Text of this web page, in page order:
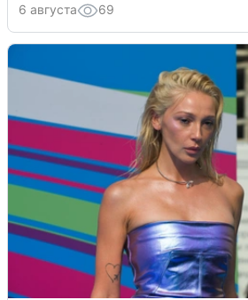
6 августа 69